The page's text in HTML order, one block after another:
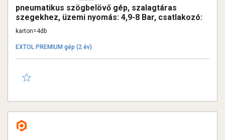
pneumatikus szögbelövő gép, szalagtáras
szegekhez, üzemi nyomás: 4,9-8 Bar, csatlakozó:
1/4", 90 lövés/perc, 93,4l/perc
karton=4db
EXTOL PREMIUM gép (2 év)